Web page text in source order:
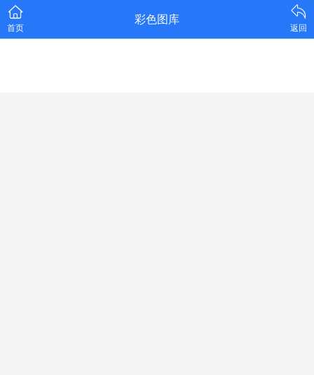
首页
彩色图库
返回